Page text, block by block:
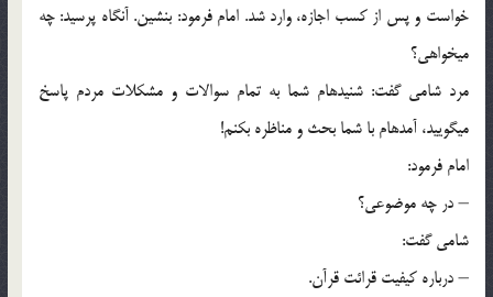
خواست و پس از كسب اجازه، وارد شد. امام فرمود: بنشین. آنگاه پرسید: چه
می‏خواهی؟
مرد شامی گفت: شنیده‏ام شما به تمام سوالات و مشكلات مردم پاسخ
می‏گویید، آمده‏ام با شما بحث و مناظره بكنم!
امام فرمود:
– در چه موضوعی؟
شامی گفت:
– درباره كیفیت قرائت قرآن.